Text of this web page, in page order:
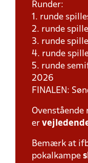
Runder:
1. runde
2. runde
3. runde
4. runde
5. runde
2026
FINALEN:
er
Bemærk at
pokalkampe